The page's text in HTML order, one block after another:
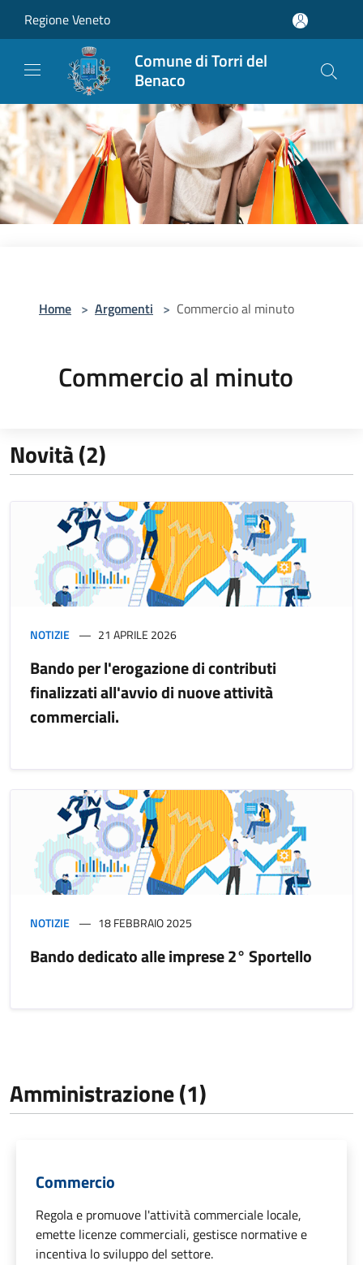
Regione Veneto
Comune di Torri del
Benaco
Home > Argomenti > Commercio al minuto
Commercio al minuto
Novità (2)
NOTIZIE 21 APRILE 2026
Bando per l'erogazione di contributi
finalizzati all'avvio di nuove attività
commerciali.
NOTIZIE 18 FEBBRAIO 2025
Bando dedicato alle imprese 2° Sportello
Amministrazione (1)
Commercio
Regola e promuove l'attività commerciale locale,
emette licenze commerciali, gestisce normative e
incentiva lo sviluppo del settore.